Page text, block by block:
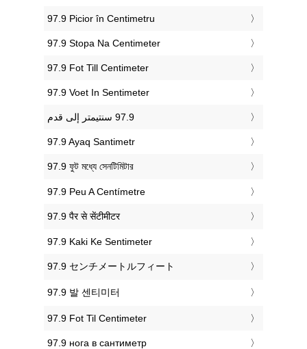
‎97.9 Picior în Centimetru
‎97.9 Stopa Na Centimeter
‎97.9 Fot Till Centimeter
‎97.9 Voet In Sentimeter
‎97.9 Ayaq Santimetr
‎97.9 ফুট মধ্যে সেনটিমিটার
‎97.9 Peu A Centímetre
‎97.9 पैर से सेंटीमीटर
‎97.9 Kaki Ke Sentimeter
‎97.9 センチメートルフィート
‎97.9 발 센티미터
‎97.9 Fot Til Centimeter
‎97.9 нога в сантиметр